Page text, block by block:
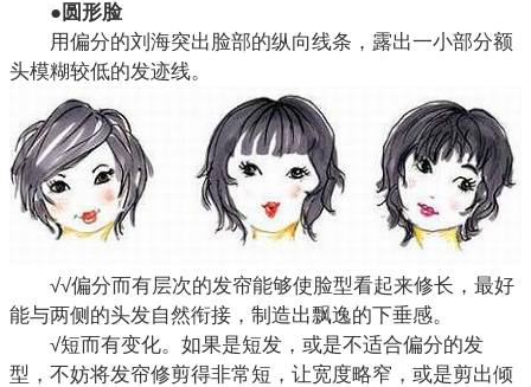
●圆形脸
用偏分的刘海突出脸部的纵向线条，露出一小部分额
头模糊较低的发迹线。
√√偏分而有层次的发帘能够使脸型看起来修长，最好
能与两侧的头发自然衔接，制造出飘逸的下垂感。
√短而有变化。如果是短发，或是不适合偏分的发
型，不妨将发帘修剪得非常短，让宽度略窄，或是剪出倾